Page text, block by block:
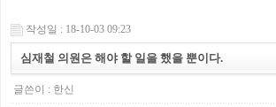
작성일 : 18-10-03 09:23
심재철 의원은 해야 할 일을 했을 뿐이다.
글쓴이 : 한신